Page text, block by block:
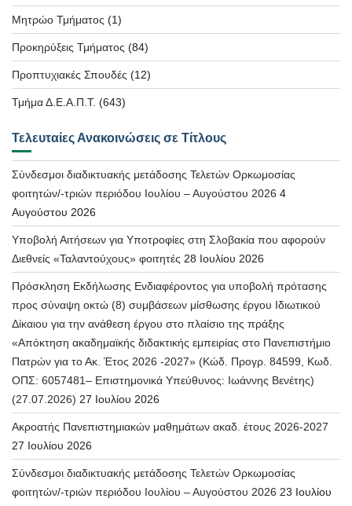
Μητρώο Τμήματος (1)
Προκηρύξεις Τμήματος (84)
Προπτυχιακές Σπουδές (12)
Τμήμα Δ.Ε.Α.Π.Τ. (643)
Τελευταίες Ανακοινώσεις σε Τίτλους
Σύνδεσμοι διαδικτυακής μετάδοσης Τελετών Ορκωμοσίας
φοιτητών/-τριών περιόδου Ιουλίου – Αυγούστου 2026 4
Αυγούστου 2026
Υποβολή Αιτήσεων για Υποτροφίες στη Σλοβακία που αφορούν
Διεθνείς «Ταλαντούχους» φοιτητές 28 Ιουλίου 2026
Πρόσκληση Εκδήλωσης Ενδιαφέροντος για υποβολή πρότασης
προς σύναψη οκτώ (8) συμβάσεων μίσθωσης έργου Ιδιωτικού
Δίκαιου για την ανάθεση έργου στο πλαίσιο της πράξης
«Απόκτηση ακαδημαϊκής διδακτικής εμπειρίας στο Πανεπιστήμιο
Πατρών για το Ακ. Έτος 2026 -2027» (Κώδ. Προγρ. 84599, Κωδ.
ΟΠΣ: 6057481– Επιστημονικά Υπεύθυνος: Ιωάννης Βενέτης)
(27.07.2026) 27 Ιουλίου 2026
Ακροατής Πανεπιστημιακών μαθημάτων ακαδ. έτους 2026-2027
27 Ιουλίου 2026
Σύνδεσμοι διαδικτυακής μετάδοσης Τελετών Ορκωμοσίας
φοιτητών/-τριών περιόδου Ιουλίου – Αυγούστου 2026 23 Ιουλίου